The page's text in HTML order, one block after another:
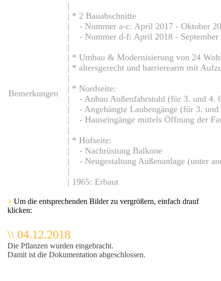
Bemerkungen
|
| * 2 Bauabschnitte
| - Nummer a-c: April 2017 - Oktober
| - Nummer d-f: April 2018 - September
|
| * Umbau & Modernisierung von 24
| * altersgerecht und barrierearm mit
|
| * Nordseite:
| - Anbau Außenfahrstuhl (für 3. und 4.
| - Angehängte Laubengänge (für 3. und
| - Hauseingänge mittels Öffnung der
|
| * Hofseite:
| - Nachrüstung Balkone
| - Neugestaltung Außenanlage (unter
|
| 1965: Erbaut
> Um die entsprechenden Bilder zu vergrößern, einfach drauf
klicken:
\\ 04.12.2018
Die Pflanzen wurden eingebracht.
Damit ist die Dokumentation abgeschlossen.